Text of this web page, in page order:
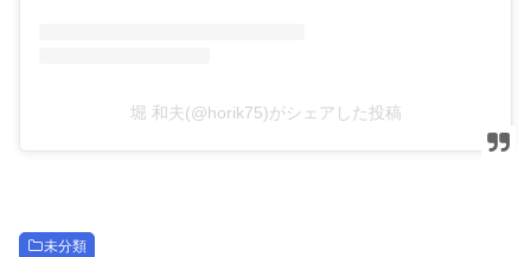
堀 和夫(@horik75)がシェアした投稿
未分類